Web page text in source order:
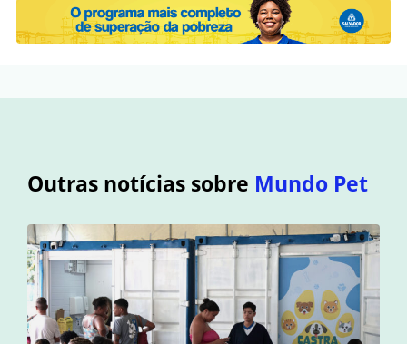
Outras notícias sobre Mundo Pet